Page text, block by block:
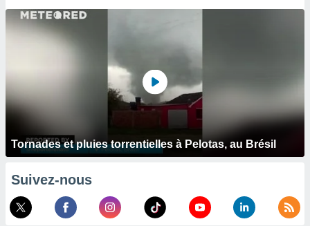
Tornades et pluies torrentielles à Pelotas, au Brésil
Suivez-nous